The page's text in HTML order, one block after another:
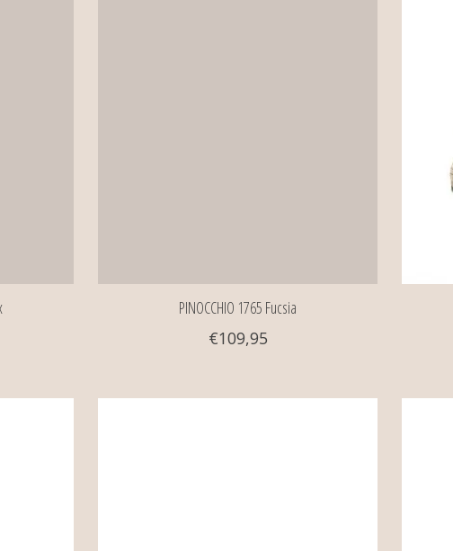
PINOCCHIO 1765 Fucsia
€109,95